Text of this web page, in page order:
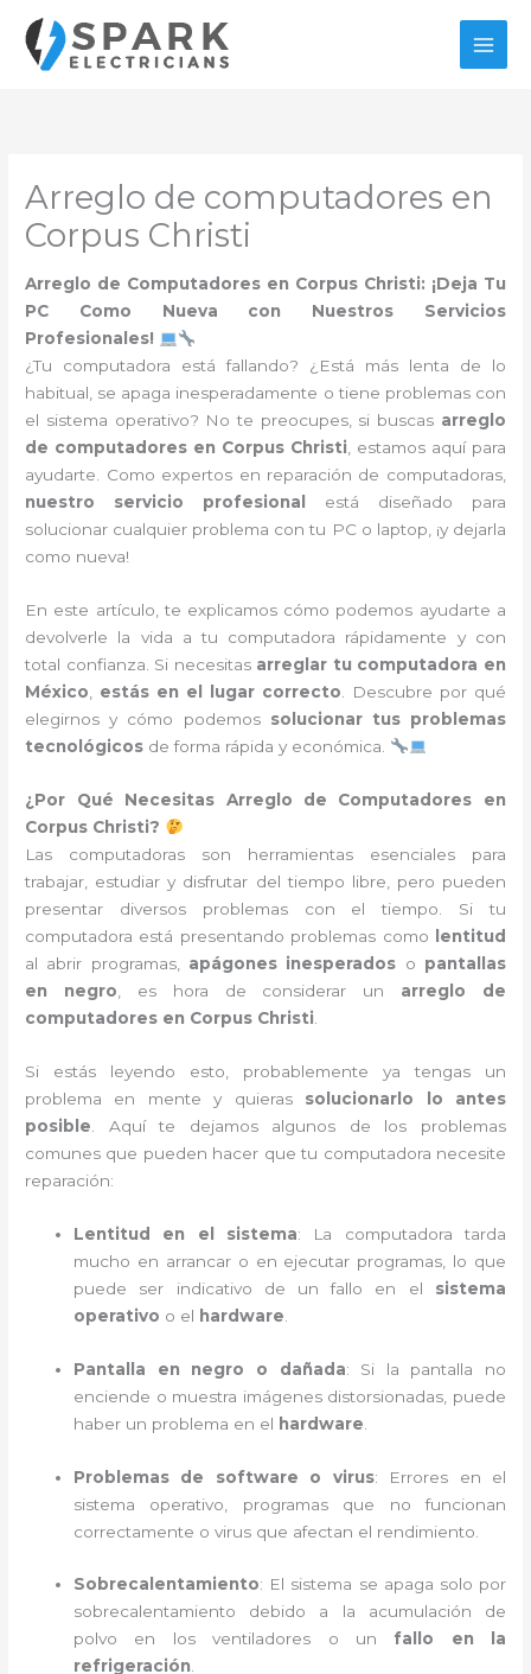
contenido
Arreglo de computadores en
Corpus Christi
Arreglo de Computadores en Corpus Christi: ¡Deja Tu
PC Como Nueva con Nuestros Servicios
Profesionales!
¿Tu computadora está fallando? ¿Está más lenta de lo
habitual, se apaga inesperadamente o tiene problemas con
el sistema operativo? No te preocupes, si buscas arreglo
de computadores en Corpus Christi, estamos aquí para
ayudarte. Como expertos en reparación de computadoras,
nuestro servicio profesional
está diseñado para
solucionar cualquier problema con tu PC o laptop, ¡y dejarla
como nueva!
En este artículo, te explicamos cómo podemos ayudarte a
devolverle la vida a tu computadora rápidamente y con
total confianza. Si necesitas arreglar tu computadora en
México
estás en el lugar correcto . Descubre por qué
elegirnos y cómo podemos solucionar tus problemas
tecnológicos de forma rápida y económica.
¿Por Qué Necesitas Arreglo de Computadores en
Corpus Christi?
Las computadoras son herramientas esenciales para
trabajar, estudiar y disfrutar del tiempo libre, pero pueden
presentar diversos problemas con el tiempo. Si tu
computadora está presentando problemas como
lentitud
al abrir programas, apágones inesperados o pantallas
en negro , es hora de considerar un arreglo de
computadores en Corpus Christi
Si estás leyendo esto, probablemente ya tengas un
problema en mente y quieras solucionarlo lo antes
posible . Aquí te dejamos algunos de los problemas
comunes que pueden hacer que tu computadora necesite
reparación:
Lentitud en el sistema: La computadora tarda
mucho en arrancar o en ejecutar programas, lo que
puede ser indicativo de un fallo en el sistema
operativo o el hardware
Pantalla en negro o dañada: Si la pantalla no
enciende o muestra imágenes distorsionadas, puede
haber un problema en el hardware
Problemas de software o virus: Errores en el
sistema operativo, programas que no funcionan
correctamente o virus que afectan el rendimiento.
Sobrecalentamiento: El sistema se apaga solo por
sobrecalentamiento debido a la acumulación de
polvo en los ventiladores o un fallo en la
refrigeración.